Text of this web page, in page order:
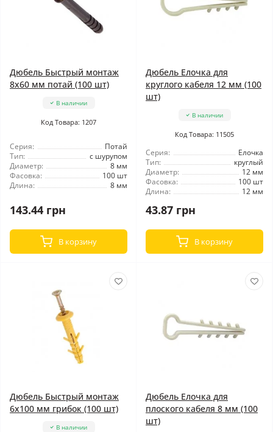
Дюбель Быстрый монтаж
8x60 мм потай (100 шт)
В наличии
Код Товара: 1207
Серия:
Потай
Тип:
с шурупом
Диаметр:
8 мм
Фасовка:
100 шт
Длина:
8 мм
143.44 грн
В корзину
Дюбель Елочка для
круглого кабеля 12 мм (100
шт)
В наличии
Код Товара: 11505
Серия:
Елочка
Тип:
круглый
Диаметр:
12 мм
Фасовка:
100 шт
Длина:
12 мм
43.87 грн
В корзину
Дюбель Быстрый монтаж
6x100 мм грибок (100 шт)
В наличии
Дюбель Елочка для
плоского кабеля 8 мм (100
шт)